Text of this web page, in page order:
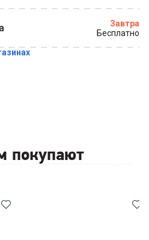
Завтра
Бесплатно
покупают